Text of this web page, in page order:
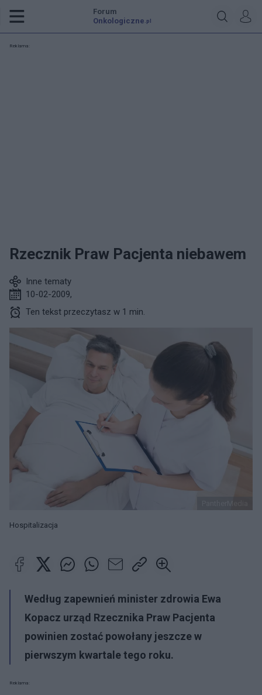
Forum
Onkologiczne .pl
Reklama:
Rzecznik Praw Pacjenta niebawem
Inne tematy
10-02-2009,
Ten tekst przeczytasz w 1 min.
Hospitalizacja
Według zapewnień minister zdrowia Ewa
Kopacz urząd Rzecznika Praw Pacjenta
powinien zostać powołany jeszcze w
pierwszym kwartale tego roku.
Reklama: